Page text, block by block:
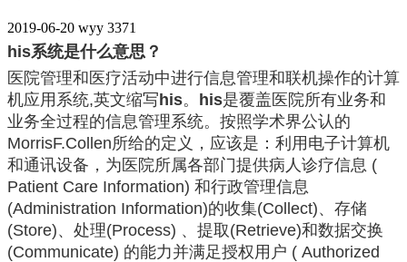
2019-06-20 wyy 3371
his系统是什么意思？
医院管理和医疗活动中进行信息管理和联机操作的计算
机应用系统,英文缩写his。 his是覆盖医院所有业务和
业务全过程的信息管理系统。按照学术界公认的
MorrisF.Collen所给的定义，应该是：利用电子计算机
和通讯设备，为医院所属各部门提供病人诊疗信息 (
Patient Care Information) 和行政管理信息
(Administration Information)的收集(Collect)、存储
(Store)、处理(Process) 、提取(Retrieve)和数据交换
(Communicate) 的能力并满足授权用户 ( Authorized